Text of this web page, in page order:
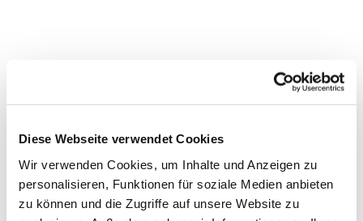
Diese Webseite verwendet Cookies
Wir verwenden Cookies, um Inhalte und Anzeigen zu
personalisieren, Funktionen für soziale Medien anbieten
zu können und die Zugriffe auf unsere Website zu
Dies könnte Sie auch
interessieren